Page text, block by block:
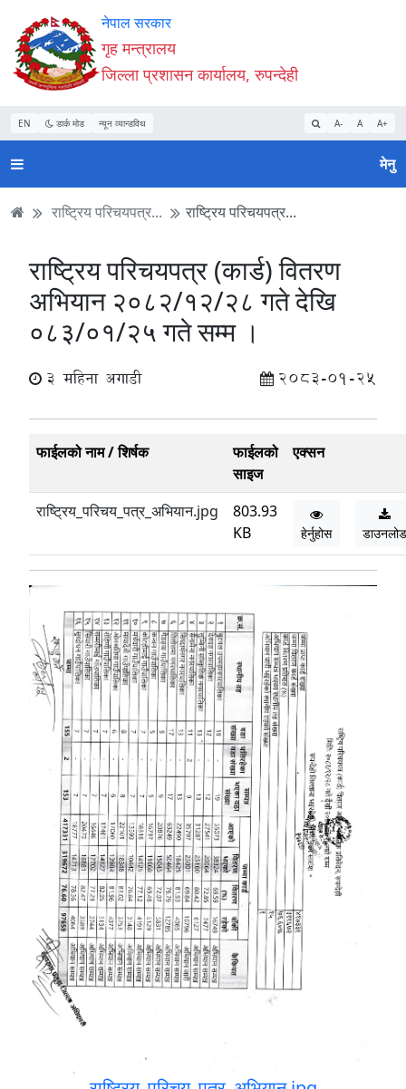
Accessibility
Mode
सुरु
गर्नुहोस्
सामाग्री
पढ्नुहाेस्
नेभिगेसन
पढ्नुहाेस्
वेबसाइट
खोजमा
जानुहोस्
नेपाल सरकार
गृह मन्त्रालय
जिल्ला प्रशासन कार्यालय, रुपन्देही
EN डार्क मोड न्यून व्यान्डविथ A- A A+
मेनु
राष्ट्रिय परिचयपत्र... राष्ट्रिय परिचयपत्र...
राष्ट्रिय परिचयपत्र (कार्ड) वितरण
अभियान २०८२/१२/२८ गते देखि
०८३/०१/२५ गते सम्म ।
3 महिना अगाडी 2083-01-25
फाईलको नाम / शिर्षक
फाईलको
साइज
एक्सन
राष्ट्रिय_परिचय_पत्र_अभियान.jpg
803.93
KB
हेर्नुहोस डाउनलोड